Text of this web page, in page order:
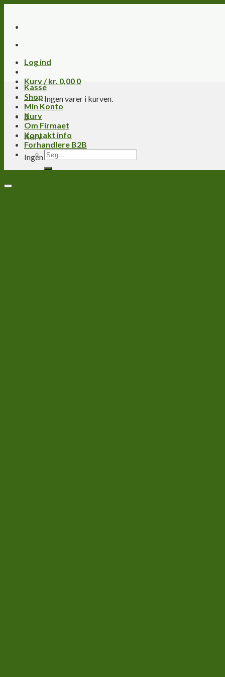
content
Log ind
Kurv /kr. 0,00 0
Ingen varer i kurven.
0
Kurv
Ingen varer i kurven.
Kasse
Shop
Min Konto
Kurv
Om Firmaet
Kontakt info
Forhandlere B2B
Søg
efter: